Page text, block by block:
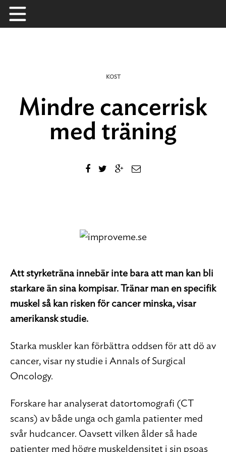
Skip
to
KOST
Mindre cancerrisk
med träning
Att styrketräna innebär inte bara att man kan bli
starkare än sina kompisar. Tränar man en specifik
muskel så kan risken för cancer minska, visar
amerikansk studie.
Starka muskler kan förbättra oddsen för att dö av
cancer, visar ny studie i Annals of Surgical
Oncology.
Forskare har analyserat datortomografi (CT
scans) av både unga och gamla patienter med
svår hudcancer. Oavsett vilken ålder så hade
patienter med högre muskeldensitet i sin psoas